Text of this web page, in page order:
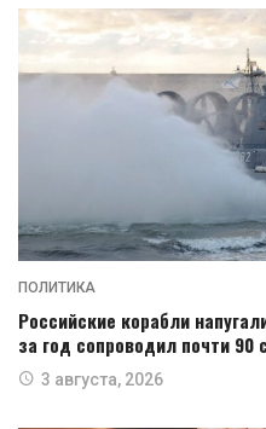
ПОЛИТИКА
Российские корабли
за год сопроводил почти 90
3 августа, 2026